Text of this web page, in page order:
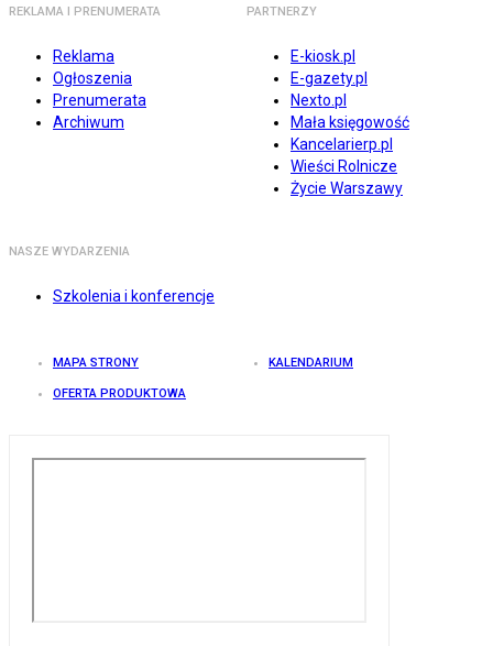
REKLAMA I PRENUMERATA
Reklama
Ogłoszenia
Prenumerata
Archiwum
PARTNERZY
E-kiosk.pl
E-gazety.pl
Nexto.pl
Mała księgowość
Kancelarierp.pl
Wieści Rolnicze
Życie Warszawy
NASZE WYDARZENIA
Szkolenia i konferencje
MAPA STRONY KALENDARIUM
OFERTA PRODUKTOWA